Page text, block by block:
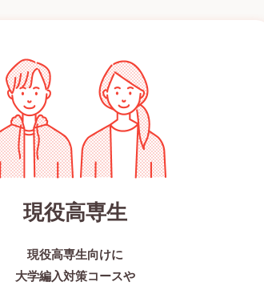
現役高専生
現役高専生向けに
大学編入対策コースや